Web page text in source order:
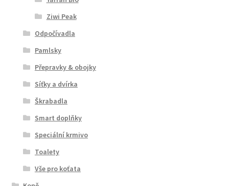
Ziwi Peak
Odpočívadla
Pamlsky
Přepravky & obojky
Síťky a dvírka
Škrabadla
Smart doplňky
Speciální krmivo
Toalety
Vše pro koťata